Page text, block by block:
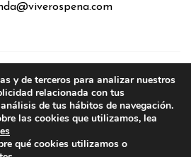
generales
Aviso legal
de Cookies
de privacidad
y de terceros para analizar nuestros
relacionada con tus
de tus hábitos de navegación.
las cookies que utilizamos, lea
qué cookies utilizamos o